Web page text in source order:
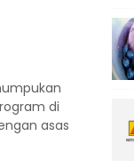
di
asas